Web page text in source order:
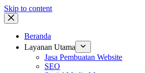
Skip to content
Beranda
Layanan Utama
Jasa Pembuatan Website
SEO